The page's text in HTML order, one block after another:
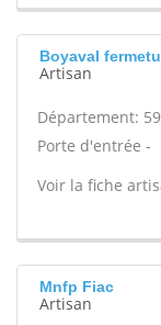
Boyaval
Artisan
Département: 59
Porte d'entrée -
Voir la fiche
Mnfp Fiac
Artisan